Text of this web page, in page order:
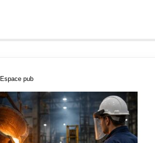
Espace pub